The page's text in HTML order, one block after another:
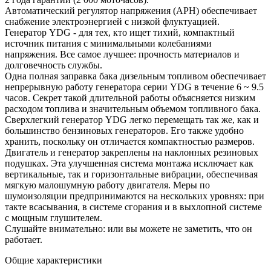
Автоматический регулятор напряжения (АРН) обеспечивает
снабжение электроэнергией с низкой флуктуацией.
Генератор YDG - для тех, кто ищет тихий, компактный
источник питания с минимальными колебаниями
напряжения. Все самое лучшее: прочность материалов и
долговечность службы.
Одна полная заправка бака дизельным топливом обеспечивает
непрерывную работу генератора серии YDG в течение 6 ~ 9.5
часов. Секрет такой длительной работы объясняется низким
расходом топлива и значительным объемом топливного бака.
Сверхлегкий генератор YDG легко перемещать так же, как и
большинство бензиновых генераторов. Его также удобно
хранить, поскольку он отличается компактностью размеров.
Двигатель и генератор закреплены на наклонных резиновых
подушках. Эта улучшенная система монтажа исключает как
вертикальные, так и горизонтальные вибрации, обеспечивая
мягкую малошумную работу двигателя. Меры по
шумоизоляции предпринимаются на нескольких уровнях: при
такте всасывания, в системе сгорания и в выхлопной системе
с мощным глушителем.
Слушайте внимательно: или вы можете не заметить, что он
работает.
Общие характеристики